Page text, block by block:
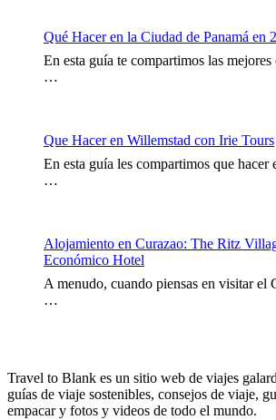
Qué Hacer en la Ciudad de Panamá en
En esta guía te compartimos las mejores
…
Que Hacer en Willemstad con Irie Tours
En esta guía les compartimos que hacer
…
Alojamiento en Curazao: The Ritz
Económico Hotel
A menudo, cuando piensas en visitar el
…
Travel to Blank es un sitio web de viajes
guías de viaje sostenibles, consejos de viaje,
empacar y fotos y videos de todo el mundo.